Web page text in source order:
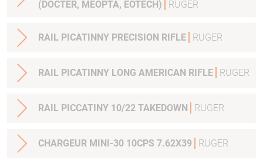
(DOCTER, MEOPTA, EOTECH) RUGER
RAIL PICATINNY PRECISION RIFLE RUGER
RAIL PICATINNY LONG AMERICAN RIFLE RUGER
RAIL PICCATINY 10/22 TAKEDOWN RUGER
CHARGEUR MINI-30 10CPS 7.62X39 RUGER